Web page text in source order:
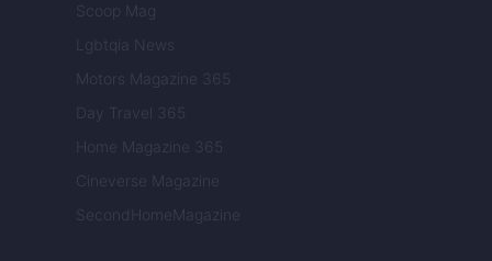
Scoop Mag
Lgbtqia News
Motors Magazine 365
Day Travel 365
Home Magazine 365
Cineverse Magazine
SecondHomeMagazine